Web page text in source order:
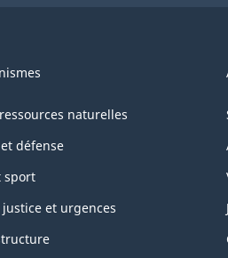
naturelles
défense
sport
et urgences